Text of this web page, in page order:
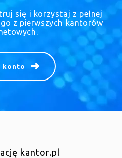
się i korzystaj z pełnej
z pierwszych kantorów
konto
kantor.pl